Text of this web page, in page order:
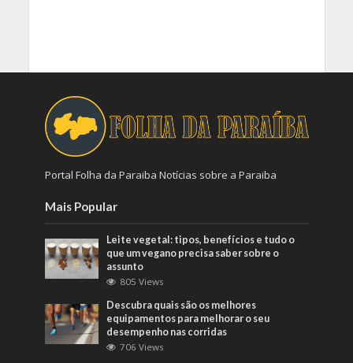
Portal Folha da Paraiba Notícias sobre a Paraiba
Mais Popular
Leite vegetal: tipos, benefícios e tudo o
que um vegano precisa saber sobre o
assunto
805 Views
Descubra quais são os melhores
equipamentos para melhorar o seu
desempenho nas corridas
706 Views